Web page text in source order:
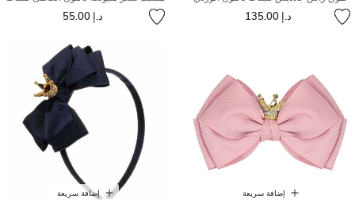
د.إ 135.00 د.إ 55.00
إضافة سريعة إضافة سريعة